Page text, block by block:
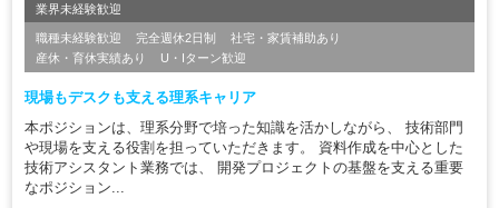
業界未経験歓迎
職種未経験歓迎 完全週休2日制
社宅・家賃補助あり
産休・育休実績あり
U・Iターン歓迎
現場もデスクも支える理系キャリア
本ポジションは、理系分野で培った知識を活かしながら、 技術部門
や現場を支える役割を担っていただきます。 資料作成を中心とした
技術アシスタント業務では、 開発プロジェクトの基盤を支える重要
なポジション...